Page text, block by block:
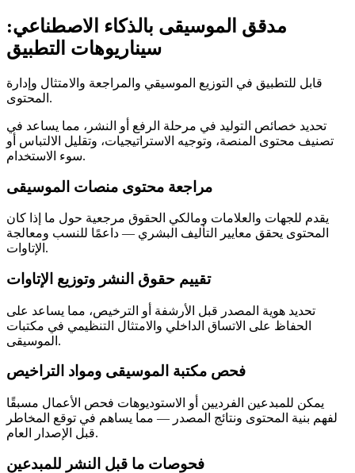
مدقق الموسيقى بالذكاء الاصطناعي:
سيناريوهات التطبيق
قابل للتطبيق في التوزيع الموسيقي والمراجعة والامتثال وإدارة
المحتوى.
تحديد خصائص التوليد في مرحلة الرفع أو النشر، مما يساعد في
تصنيف محتوى المنصة، وتوجيه الاستراتيجيات، وتقليل الالتباس أو
سوء الاستخدام.
مراجعة محتوى منصات الموسيقى
يقدم للجهات والعلامات ومالكي الحقوق مرجعية حول ما إذا كان
المحتوى يحقق معايير التأليف البشري — داعمًا للنسب ومعالجة
الإتاوات.
تقييم حقوق النشر وتوزيع الإتاوات
تحديد هوية المصدر قبل الأرشفة أو الترخيص، مما يساعد على
الحفاظ على الاتساق الداخلي والامتثال التنظيمي في مكتبات
الموسيقى.
فحص مكتبة الموسيقى ومواد التراخيص
يمكن للمبدعين الفرديين أو الاستوديوهات فحص الأعمال مسبقًا
لفهم بنية المحتوى ونتائج المصدر — مما يساهم في توقع المخاطر
قبل الإصدار العام.
فحوصات ما قبل النشر للمبدعين